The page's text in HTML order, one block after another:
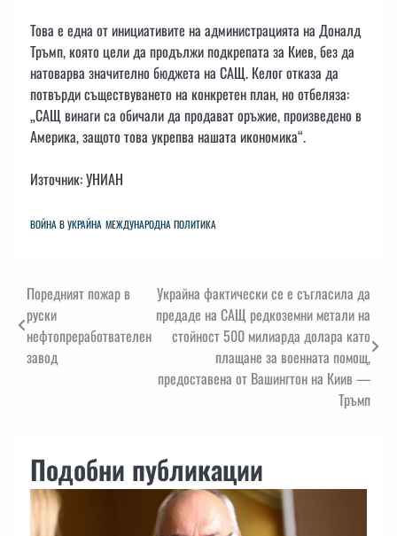
Това е една от инициативите на администрацията на Доналд
Тръмп, която цели да продължи подкрепата за Киев, без да
натоварва значително бюджета на САЩ. Келог отказа да
потвърди съществуването на конкретен план, но отбеляза:
„САЩ винаги са обичали да продават оръжие, произведено в
Америка, защото това укрепва нашата икономика“.
Източник: УНИАН
ВОЙНА В УКРАЙНА МЕЖДУНАРОДНА ПОЛИТИКА
Навигация
Поредният пожар в
руски
нефтопреработвателен
завод
Украйна фактически се е съгласила да
предаде на САЩ редкоземни метали на
стойност 500 милиарда долара като
плащане за военната помощ,
предоставена от Вашингтон на Киив —
Тръмп
Подобни публикации